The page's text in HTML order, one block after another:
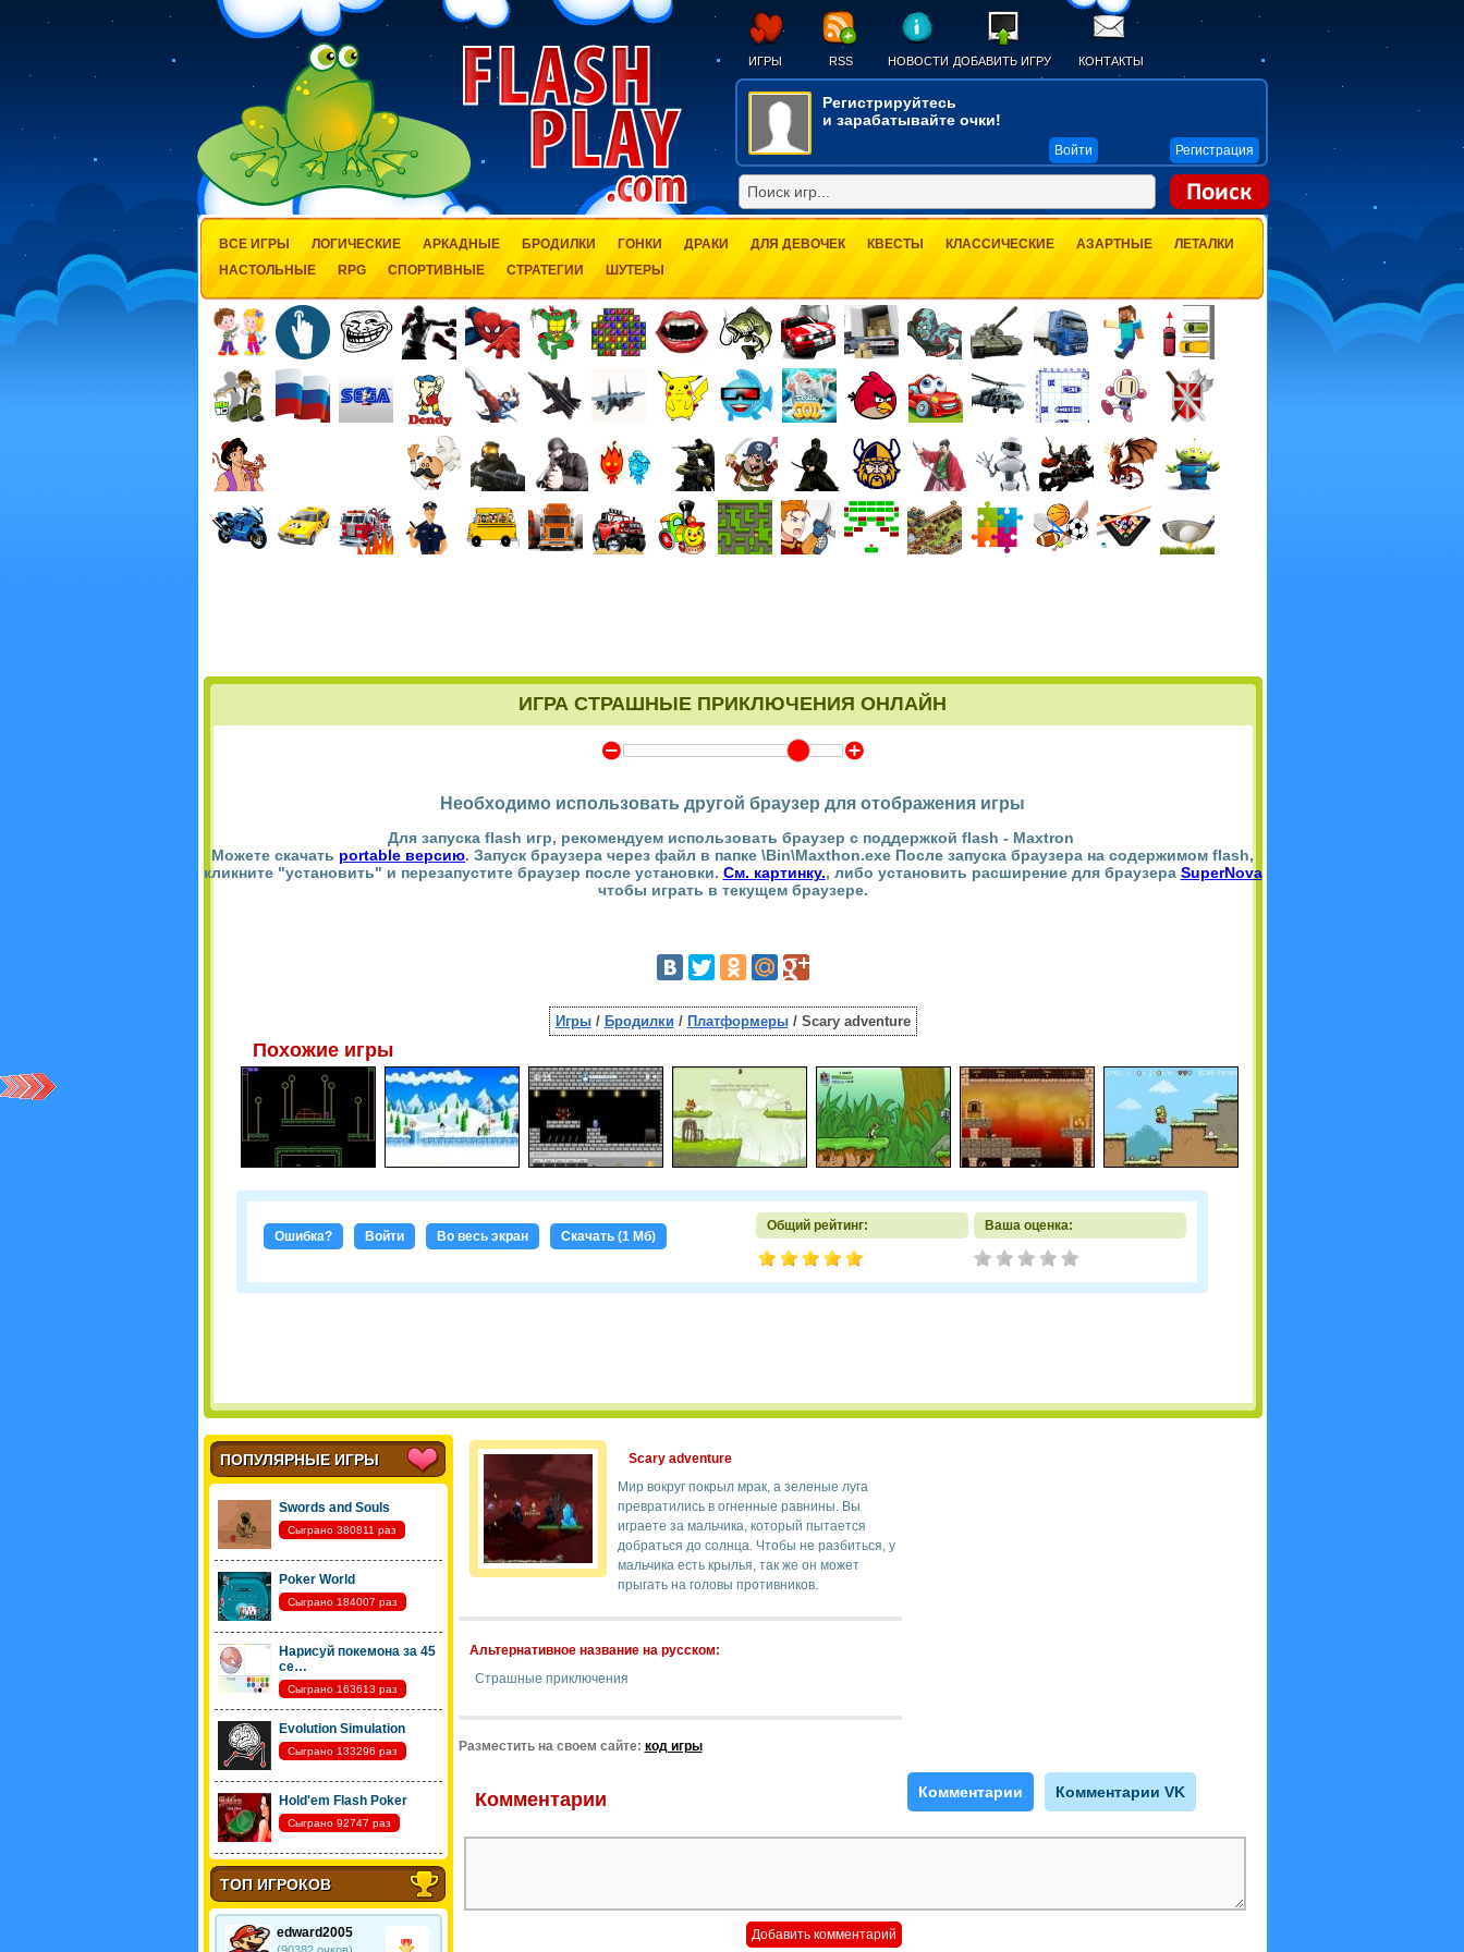
ИГРЫ RSS НОВОСТИ ДОБАВИТЬ ИГРУ КОНТАКТЫ
Регистрируйтесь
и зарабатывайте очки!
Войти Регистрация
ВСЕ ИГРЫ ЛОГИЧЕСКИЕ АРКАДНЫЕ БРОДИЛКИ ГОНКИ ДРАКИ ДЛЯ ДЕВОЧЕК КВЕСТЫ КЛАССИЧЕСКИЕ АЗАРТНЫЕ
ЛЕТАЛКИ
НАСТОЛЬНЫЕ
RPG СПОРТИВНЫЕ СТРАТЕГИИ ШУТЕРЫ
ИГРА СТРАШНЫЕ ПРИКЛЮЧЕНИЯ ОНЛАЙН
Y Z
Необходимо использовать другой браузер для отображения игры
Для запуска flash игр, рекомендуем использовать браузер с поддержкой flash - Maxtron
Можете скачать portable версию. Запуск браузера через файл в папке \Bin\Maxthon.exe После запуска браузера на содержимом flash,
кликните "установить" и перезапустите браузер после установки. См. картинку., либо установить расширение для браузера SuperNova
чтобы играть в текущем браузере.
Игры/ Бродилки / Платформеры/ Scary adventure
Похожие игры
Ошибка? Войти Во весь экран Скачать (1 Мб)
Общий рейтинг: Ваша оценка:
ПОПУЛЯРНЫЕ ИГРЫ
Swords and Souls
Сыграно 380811 раз
Poker World
Сыграно 184007 раз
Нарисуй покемона за 45
се…
Сыграно 163613 раз
Evolution Simulation
Сыграно 133296 раз
Hold'em Flash Poker
Сыграно 92747 раз
ТОП ИГРОКОВ
edward2005
Scary adventure
Мир вокруг покрыл мрак, а зеленые луга
превратились в огненные равнины. Вы
играете за мальчика, который пытается
добраться до солнца. Чтобы не разбиться, у
мальчика есть крылья, так же он может
прыгать на головы противников.
Альтернативное название на русском:
Страшные приключения
Разместить на своем сайте: код игры
Комментарии Комментарии Комментарии VK